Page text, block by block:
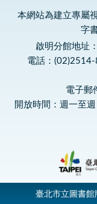
本網站為建立專屬
字
啟明分館地址
電話：(02)2514-
電子郵
開放時間：週一至
臺北市立圖書館